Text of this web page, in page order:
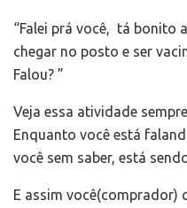
“Falei prá você, tá bonito
chegar no posto e ser
Falou? ­”
Veja essa atividade
Enquanto você está
você sem saber, está
E assim você(comprador)